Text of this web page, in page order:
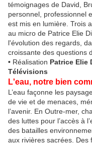
témoignages de David,
personnel, professionnel
est mis en lumière. Trois
au micro de Patrice Elie
l'évolution des regards,
croissante des questions
• Réalisation Patrice Elie
Télévisions
L'eau, notre bien
L’eau façonne les
de vie et de menaces,
l’avenir. En Outre-mer,
des luttes pour l’accès à
des batailles
aux rivières sacrées. Des